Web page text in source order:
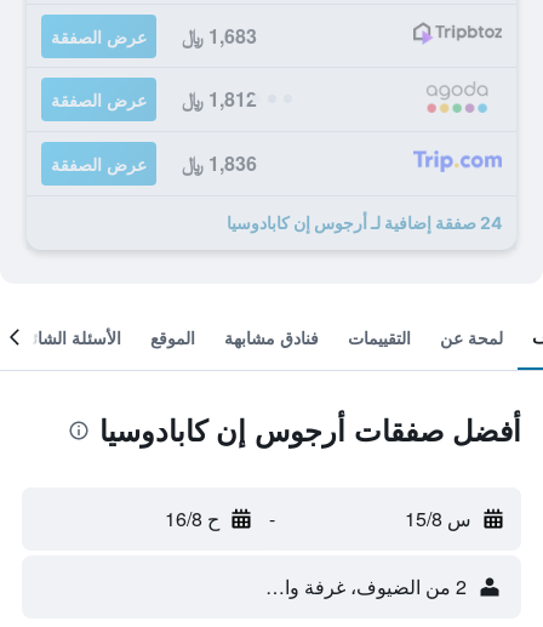
1,683 ﷼ عرض الصفقة
1,812 ﷼ عرض الصفقة
1,836 ﷼ عرض الصفقة
24 صفقة إضافية لـ أرجوس إن كابادوسيا
لمحة عن التقييمات فنادق مشابهة الموقع الأسئلة الشائعة
أفضل صفقات أرجوس إن كابادوسيا
س 15/8 - ح 16/8
2 من الضيوف، غرفة واحدة